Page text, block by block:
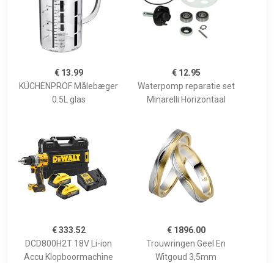
€ 13.99
KÜCHENPROF Målebæger
0.5L glas
€ 12.95
Waterpomp reparatie set
Minarelli Horizontaal
€ 333.52
DCD800H2T 18V Li-ion
Accu Klopboormachine
€ 1896.00
Trouwringen Geel En
Witgoud 3,5mm